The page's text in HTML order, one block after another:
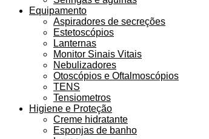
Equipamento
Aspiradores de secreções
Estetoscópios
Lanternas
Monitor Sinais Vitais
Nebulizadores
Otoscópios e Oftalmoscópios
TENS
Tensiometros
Higiene e Proteção
Creme hidratante
Esponjas de banho